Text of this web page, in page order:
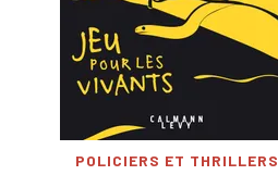
POLICIERS ET THRILLERS